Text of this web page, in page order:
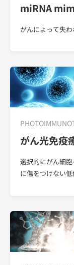
miRNA
がんによって失
がん光免疫
選択的にがん細
に傷をつけない低